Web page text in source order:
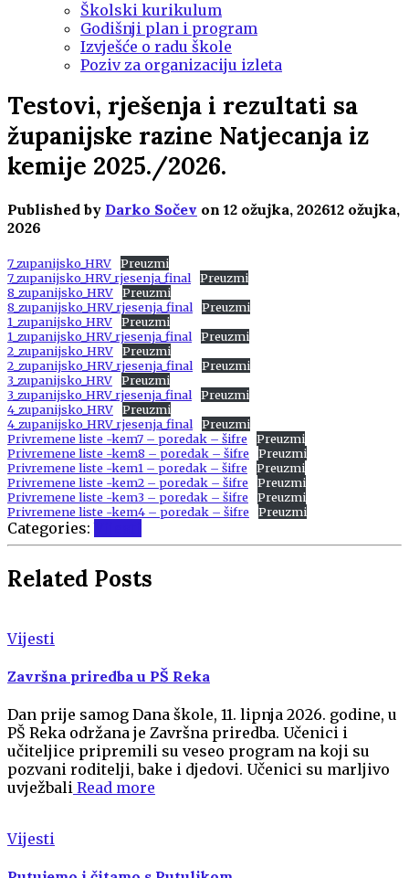
Školski kurikulum
Godišnji plan i program
Izvješće o radu škole
Poziv za organizaciju izleta
Testovi, rješenja i rezultati sa
županijske razine Natjecanja iz
kemije 2025./2026.
Published by Darko Sočev on 12 ožujka, 202612 ožujka,
2026
7_zupanijsko_HRV
Preuzmi
7_zupanijsko_HRV_rjesenja_final
Preuzmi
8_zupanijsko_HRV
Preuzmi
8_zupanijsko_HRV_rjesenja_final
Preuzmi
1_zupanijsko_HRV
Preuzmi
1_zupanijsko_HRV_rjesenja_final
Preuzmi
2_zupanijsko_HRV
Preuzmi
2_zupanijsko_HRV_rjesenja_final
Preuzmi
3_zupanijsko_HRV
Preuzmi
3_zupanijsko_HRV_rjesenja_final
Preuzmi
4_zupanijsko_HRV
Preuzmi
4_zupanijsko_HRV_rjesenja_final
Preuzmi
Privremene liste -kem7 – poredak – šifre
Preuzmi
Privremene liste -kem8 – poredak – šifre
Preuzmi
Privremene liste -kem1 – poredak – šifre
Preuzmi
Privremene liste -kem2 – poredak – šifre
Preuzmi
Privremene liste -kem3 – poredak – šifre
Preuzmi
Privremene liste -kem4 – poredak – šifre
Preuzmi
Categories:
Related Posts
Vijesti
Završna priredba u PŠ Reka
Dan prije samog Dana škole, 11. lipnja 2026. godine, u
PŠ Reka održana je Završna priredba. Učenici i
učiteljice pripremili su veseo program na koji su
pozvani roditelji, bake i djedovi. Učenici su marljivo
uvježbali Read more
Vijesti